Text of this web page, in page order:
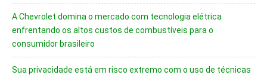
A Chevrolet domina o mercado com tecnologia elétrica
enfrentando os altos custos de combustíveis para o
consumidor brasileiro
Sua privacidade está em risco extremo com o uso de técnicas